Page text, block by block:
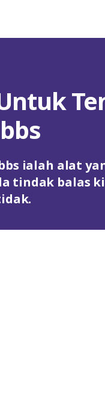
ialah alat
tindak balas